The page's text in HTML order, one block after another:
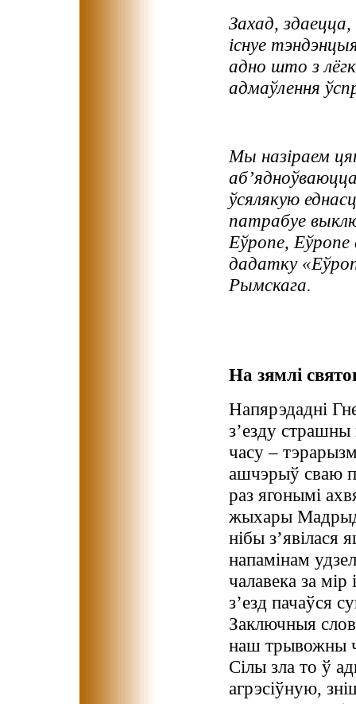
Захад,
існуе
адно што з
адмаўлення
Мы назіраем
ўсялякую
патрабуе
Еўропе, Еўропе
дадатку
Рымскага.
На зямлі
Напярэдадні
з’езду
часу –
ашчэрыў сваю
раз ягонымі
жыхары
нібы з’явілася
напамінам
чалавека за
з’езд пачаўся
Заключныя
наш трывожны
Сілы зла то ў
агрэсіўную,